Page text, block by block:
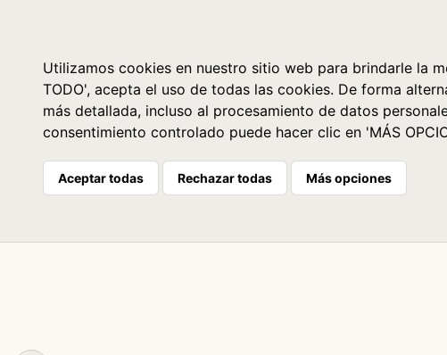
Utilizamos cookies en nuestro sitio web para brindarle la
TODO', acepta el uso de todas las cookies. De forma
más detallada, incluso al procesamiento de datos
consentimiento controlado puede hacer clic en 'MÁS
Aceptar todas Rechazar todas Más opciones